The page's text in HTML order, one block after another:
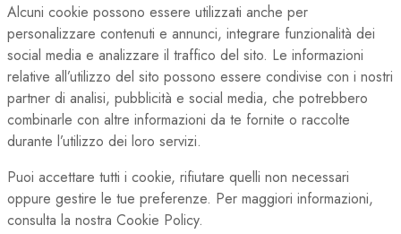
Alcuni cookie possono essere utilizzati anche per
personalizzare contenuti e annunci, integrare funzionalità dei
social media e analizzare il traffico del sito. Le informazioni
relative all’utilizzo del sito possono essere condivise con i nostri
partner di analisi, pubblicità e social media, che potrebbero
combinarle con altre informazioni da te fornite o raccolte
durante l’utilizzo dei loro servizi.
Puoi accettare tutti i cookie, rifiutare quelli non necessari
oppure gestire le tue preferenze. Per maggiori informazioni,
consulta la nostra Cookie Policy.